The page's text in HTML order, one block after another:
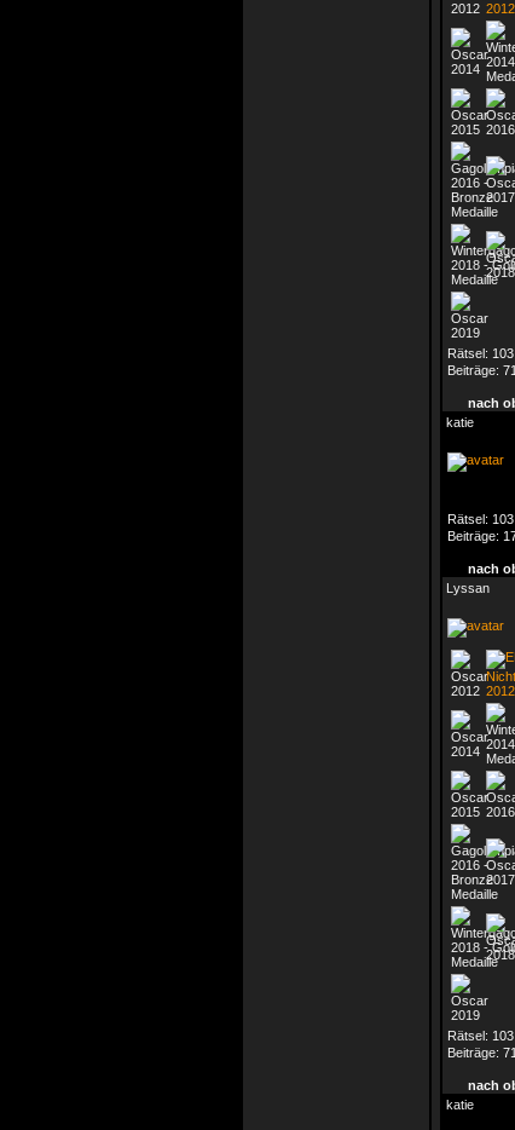
Rätsel: 103
Beiträge:
nach
katie
Rätsel: 103
Beiträge:
nach
Lyssan
Rätsel: 103
Beiträge:
nach
katie